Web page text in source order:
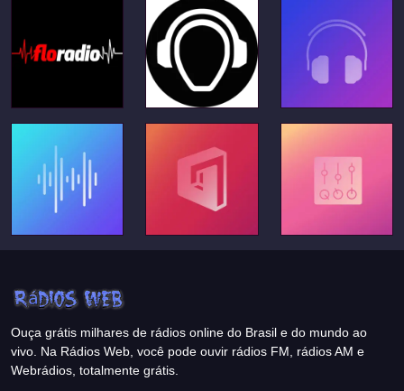
Ouça grátis milhares de rádios online do Brasil e do mundo ao
vivo. Na Rádios Web, você pode ouvir rádios FM, rádios AM e
Webrádios, totalmente grátis.